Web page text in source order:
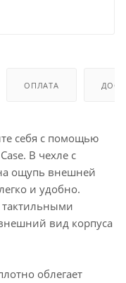
ОПЛАТА
себя с помощью
В чехле с
ощупь внешней
и удобно.
вид корпуса
облегает